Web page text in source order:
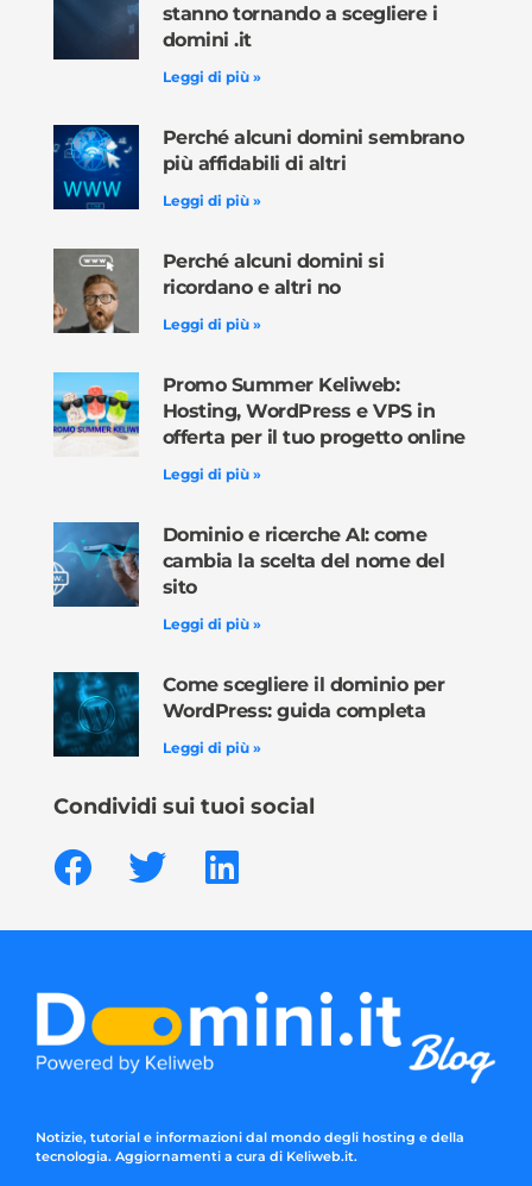
stanno tornando a scegliere i
domini .it
Leggi di più »
Perché alcuni domini sembrano
più affidabili di altri
Leggi di più »
Perché alcuni domini si
ricordano e altri no
Leggi di più »
Promo Summer Keliweb:
Hosting, WordPress e VPS in
offerta per il tuo progetto online
Leggi di più »
Dominio e ricerche AI: come
cambia la scelta del nome del
sito
Leggi di più »
Come scegliere il dominio per
WordPress: guida completa
Leggi di più »
Condividi sui tuoi social
Notizie, tutorial e informazioni dal mondo degli hosting e della
tecnologia. Aggiornamenti a cura di Keliweb.it.